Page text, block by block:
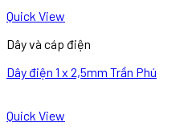
Quick View
Dây và cáp điện
Dây điện 1 x 2,5mm Trần Phú
Quick View